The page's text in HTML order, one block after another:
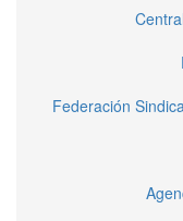
Federación